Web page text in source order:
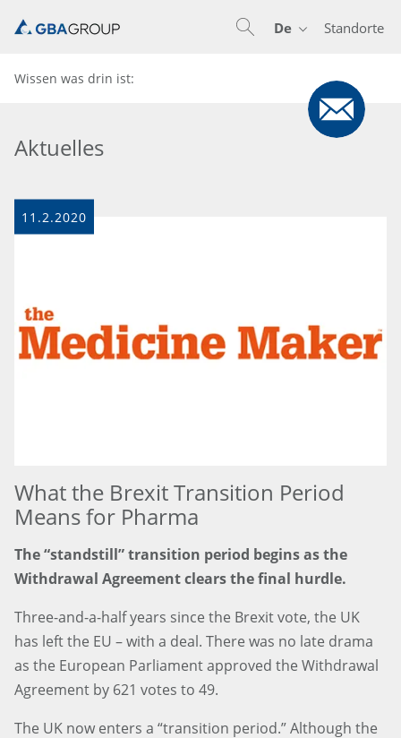
Standorte
De
Wissen was drin ist:
Aktuelles
11.2.2020
What the Brexit Transition Period
Means for Pharma
The “standstill” transition period begins as the
Withdrawal Agreement clears the final hurdle.
Three-and-a-half years since the Brexit vote, the UK
has left the EU – with a deal. There was no late drama
as the European Parliament approved the Withdrawal
Agreement by 621 votes to 49.
The UK now enters a “transition period.” Although the